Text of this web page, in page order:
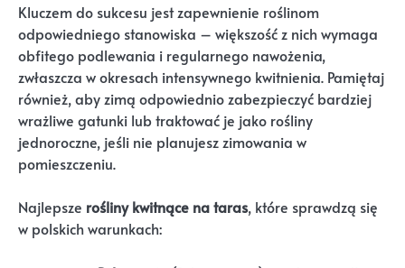
Kluczem do sukcesu jest zapewnienie roślinom
odpowiedniego stanowiska – większość z nich wymaga
obfitego podlewania i regularnego nawożenia,
zwłaszcza w okresach intensywnego kwitnienia. Pamiętaj
również, aby zimą odpowiednio zabezpieczyć bardziej
wrażliwe gatunki lub traktować je jako rośliny
jednoroczne, jeśli nie planujesz zimowania w
pomieszczeniu.
Najlepsze rośliny kwitnące na taras, które sprawdzą się
w polskich warunkach: